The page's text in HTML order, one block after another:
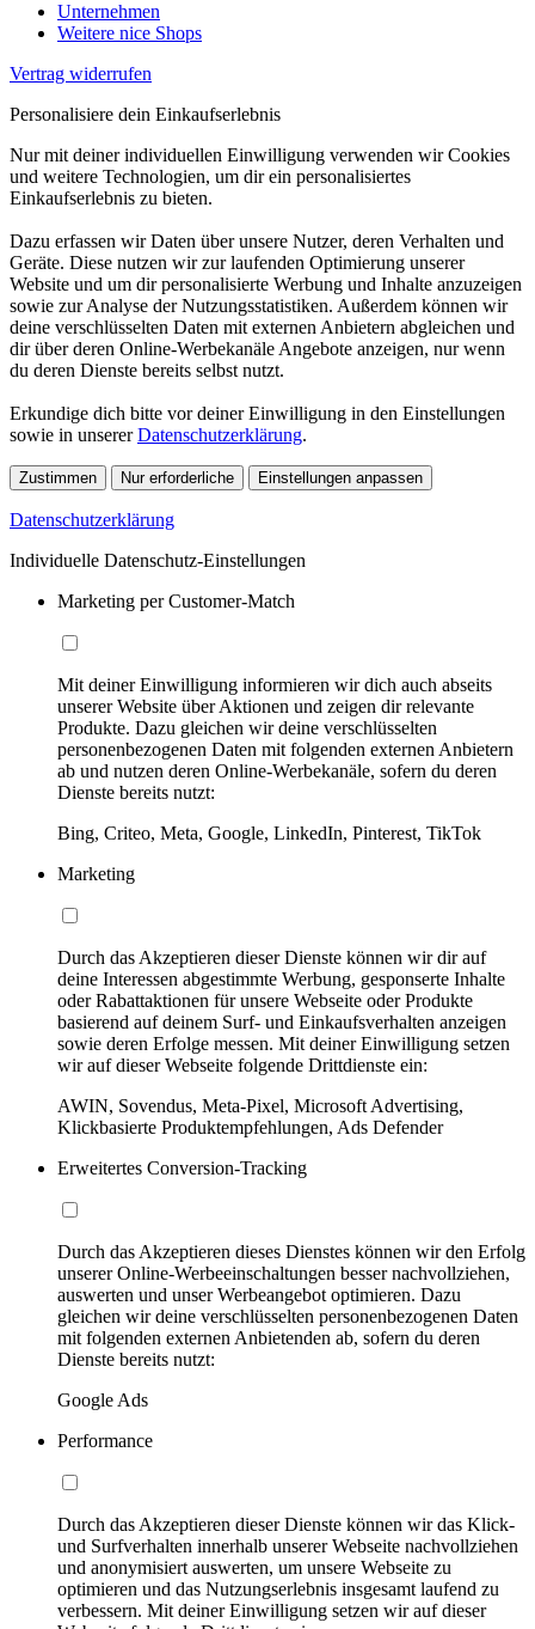
Unternehmen
Weitere nice Shops
Vertrag widerrufen
Personalisiere dein Einkaufserlebnis
Nur mit deiner individuellen Einwilligung verwenden wir Cookies
und weitere Technologien, um dir ein personalisiertes
Einkaufserlebnis zu bieten.
Dazu erfassen wir Daten über unsere Nutzer, deren Verhalten und
Geräte. Diese nutzen wir zur laufenden Optimierung unserer
Website und um dir personalisierte Werbung und Inhalte anzuzeigen
sowie zur Analyse der Nutzungsstatistiken. Außerdem können wir
deine verschlüsselten Daten mit externen Anbietern abgleichen und
dir über deren Online-Werbekanäle Angebote anzeigen, nur wenn
du deren Dienste bereits selbst nutzt.
Erkundige dich bitte vor deiner Einwilligung in den Einstellungen
sowie in unsererDatenschutzerklärung.
Zustimmen Nur erforderliche Einstellungen anpassen
Datenschutzerklärung
Individuelle Datenschutz-Einstellungen
Marketing per Customer-Match
Mit deiner Einwilligung informieren wir dich auch abseits
unserer Website über Aktionen und zeigen dir relevante
Produkte. Dazu gleichen wir deine verschlüsselten
personenbezogenen Daten mit folgenden externen Anbietern
ab und nutzen deren Online-Werbekanäle, sofern du deren
Dienste bereits nutzt:
Bing, Criteo, Meta, Google, LinkedIn, Pinterest, TikTok
Marketing
Durch das Akzeptieren dieser Dienste können wir dir auf
deine Interessen abgestimmte Werbung, gesponserte Inhalte
oder Rabattaktionen für unsere Webseite oder Produkte
basierend auf deinem Surf- und Einkaufsverhalten anzeigen
sowie deren Erfolge messen. Mit deiner Einwilligung setzen
wir auf dieser Webseite folgende Drittdienste ein:
AWIN, Sovendus, Meta-Pixel, Microsoft Advertising,
Klickbasierte Produktempfehlungen, Ads Defender
Erweitertes Conversion-Tracking
Durch das Akzeptieren dieses Dienstes können wir den Erfolg
unserer Online-Werbeeinschaltungen besser nachvollziehen,
auswerten und unser Werbeangebot optimieren. Dazu
gleichen wir deine verschlüsselten personenbezogenen Daten
mit folgenden externen Anbietenden ab, sofern du deren
Dienste bereits nutzt:
Google Ads
Performance
Durch das Akzeptieren dieser Dienste können wir das Klick-
und Surfverhalten innerhalb unserer Webseite nachvollziehen
und anonymisiert auswerten, um unsere Webseite zu
optimieren und das Nutzungserlebnis insgesamt laufend zu
verbessern. Mit deiner Einwilligung setzen wir auf dieser